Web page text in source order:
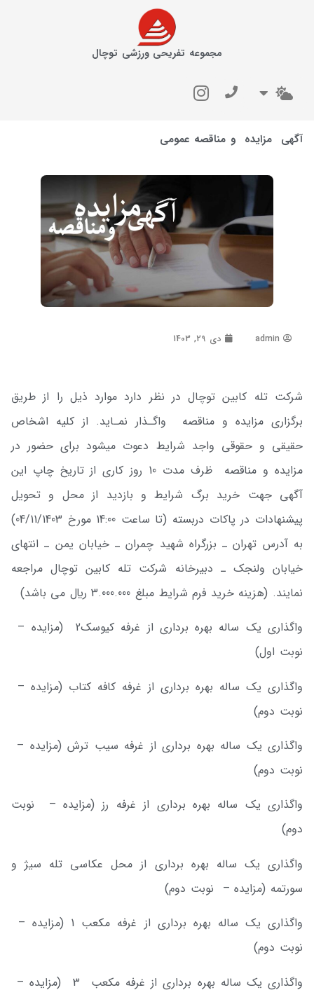
مجموعه تفریحی ورزشی توچال
آگهی مزایده و مناقصه عمومی
admin دی 29, 1403
شرکت تله­ کابین توچال در نظر دارد موارد ذیل را از طریق
برگزاری مزایده و مناقصه واگـذار نمـاید. از کلیه اشخاص
حقیقی و حقوقی واجد شرایط دعوت می­شود برای حضور در
مزایده و مناقصه ظرف مدت 10 روز کاری از تاریخ چاپ این
آگهی جهت خرید برگ شرایط و بازدید از محل و تحویل
پیشنهادات در پاکات دربسته (تا ساعت 14:00 مورخ 04/11/1403)
به آدرس تهران ـ بزرگراه شهید چمران ـ خیابان­ یمن ـ انتهای
خیابان ولنجک ـ دبیرخانه شرکت تله­ کابین توچال مراجعه
نمایند. (هزینه خرید فرم شرایط مبلغ 3.000.000 ريال می باشد)
واگذاری یک ساله بهره برداری از غرفه کیوسک2 (مزایده –
نوبت اول)
واگذاری یک ساله بهره برداری از غرفه کافه کتاب (مزایده –
نوبت دوم)
واگذاری یک ساله بهره برداری از غرفه سیب ترش (مزایده –
نوبت دوم)
واگذاری یک ساله بهره برداری از غرفه رز (مزایده – نوبت
دوم)
واگذاری یک ساله بهره برداری از محل عکاسی تله سیژ و
سورتمه (مزایده – نوبت دوم)
واگذاری یک ساله بهره برداری از غرفه مکعب 1 (مزایده –
نوبت دوم)
واگذاری یک ساله بهره برداری از غرفه مکعب 3 (مزایده –